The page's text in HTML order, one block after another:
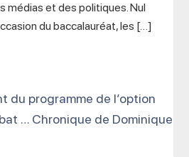
médias et des politiques. Nul
du baccalauréat, les […]
du programme de l’option
… Chronique de Dominique